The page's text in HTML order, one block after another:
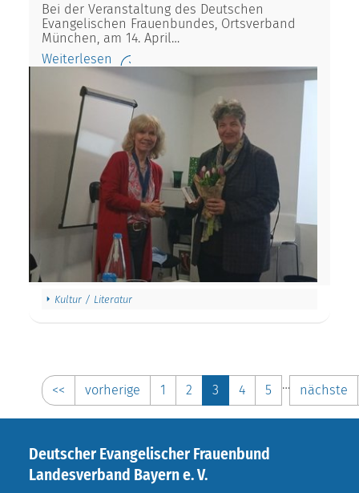
Bei der Veranstaltung des Deutschen
Evangelischen Frauenbundes, Ortsverband
München, am 14. April…
Weiterlesen
Kultur / Literatur
<< vorherige 1 2 3 4 5 … nächste
Deutscher Evangelischer Frauenbund
Landesverband Bayern e. V.